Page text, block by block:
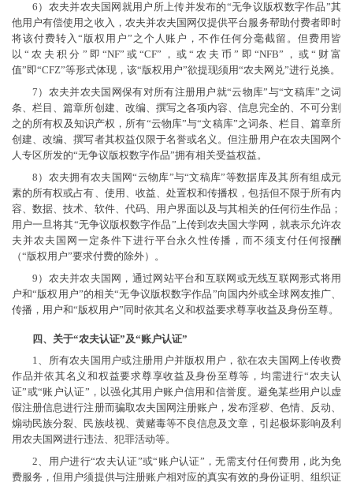
6）农夫并农夫国网就用户所上传并发布的“无争议版权数字作品”其
他用户有偿使用之收入，农夫并农夫国网仅提供平台服务帮助付费者即时
将该付费转入“版权用户”之个人账户，不作任何分毫截留。但费用皆
以“农夫积分”即“NF”或“CF”，或“农夫币”即“NFB”，或“财富
值”即“CFZ”等形式体现，该“版权用户”欲提现须用“农夫网兑”进行兑换。
7）农夫并农夫国网保有对所有注册用户就“云物库”与“文稿库”之词
条、栏目、篇章所创建、改编、撰写之各项内容、信息完全的、不可分割
之的所有权及知识产权，所有“云物库”与“文稿库”之词条、栏目、篇章所
创建、改编、撰写者其权益仅限于名誉或名义。但注册用户在农夫国网个
人专区所发的“无争议版权数字作品”拥有相关受益权益。
8）农夫拥有农夫国网“云物库”与“文稿库”等数据库及其所有组成元
素的所有权或占有、使用、收益、处置权和传播权，包括但不限于所有内
容、数据、技术、软件、代码、用户界面以及与其相关的任何衍生作品；
用户一旦将其“无争议版权数字作品”上传到农夫国大学网，就表示允许农
夫并农夫国网一定条件下进行平台永久性传播，而不须支付任何报酬
（“版权用户”要求付费的除外）。
9）农夫并农夫国网，通过网站平台和互联网或无线互联网形式将用
户和“版权用户”的相关“无争议版权数字作品”向国内外或全球网友推广、
传播，用户和“版权用户”同时依其名义和权益要求尊享收益及身份至尊。
四、关于“农夫认证”及“账户认证”
1、所有农夫国用户或注册用户并版权用户，欲在农夫国网上传收费
作品并依其名义和权益要求尊享收益及身份至尊等，均需进行“农夫认
证”或“账户认证”，以强化其用户账户信用和信誉度。避免某些用户以虚
假注册信息进行注册而骗取农夫国网注册账户，发布淫秽、色情、反动、
煽动民族分裂、民族歧视、黄赌毒等不良信息及文章，引起极坏影响及利
用农夫国网进行违法、犯罪活动等。
2、用户进行“农夫认证”或“账户认证”，无需支付任何费用，此为免
费服务，但用户须提供与注册账户相对应的真实有效的身份证明、组织证